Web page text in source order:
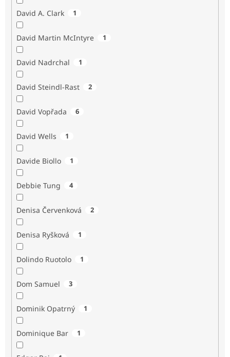
David A. Clark 1
David Martin McIntyre 1
David Nadrchal 1
David Steindl-Rast 2
David Vopřada 6
David Wells 1
Davide Biollo 1
Debbie Tung 4
Denisa Červenková 2
Denisa Ryšková 1
Dolindo Ruotolo 1
Dom Samuel 3
Dominik Opatrný 1
Dominique Bar 1